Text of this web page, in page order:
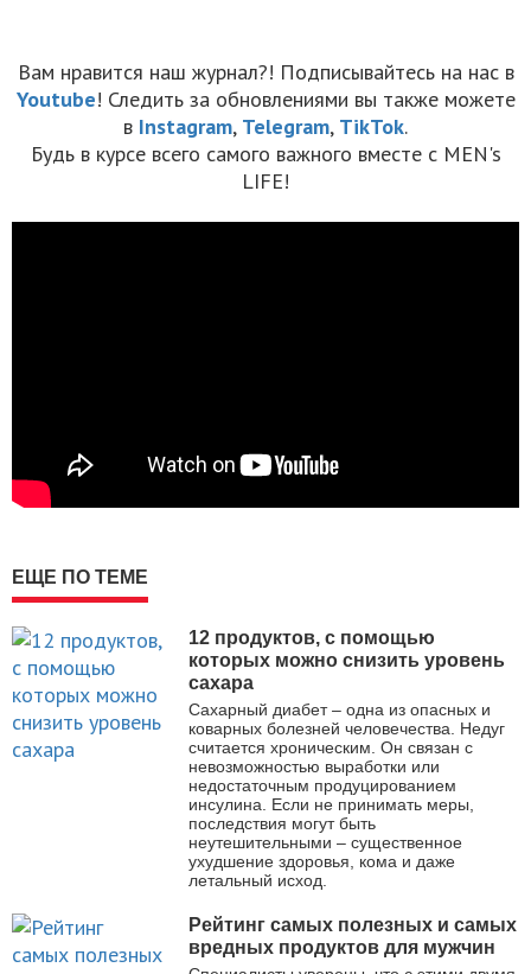
Вам нравится наш журнал?! Подписывайтесь на нас в
Youtube! Следить за обновлениями вы также можете
в Instagram, Telegram, TikTok.
Будь в курсе всего самого важного вместе с MEN's
LIFE!
ЕЩЕ ПО ТЕМЕ
12 продуктов, с помощью
которых можно снизить уровень
сахара
Сахарный диабет – одна из опасных и
коварных болезней человечества. Недуг
считается хроническим. Он связан с
невозможностью выработки или
недостаточным продуцированием
инсулина. Если не принимать меры,
последствия могут быть
неутешительными – существенное
ухудшение здоровья, кома и даже
летальный исход.
Рейтинг самых полезных и самых
вредных продуктов для мужчин